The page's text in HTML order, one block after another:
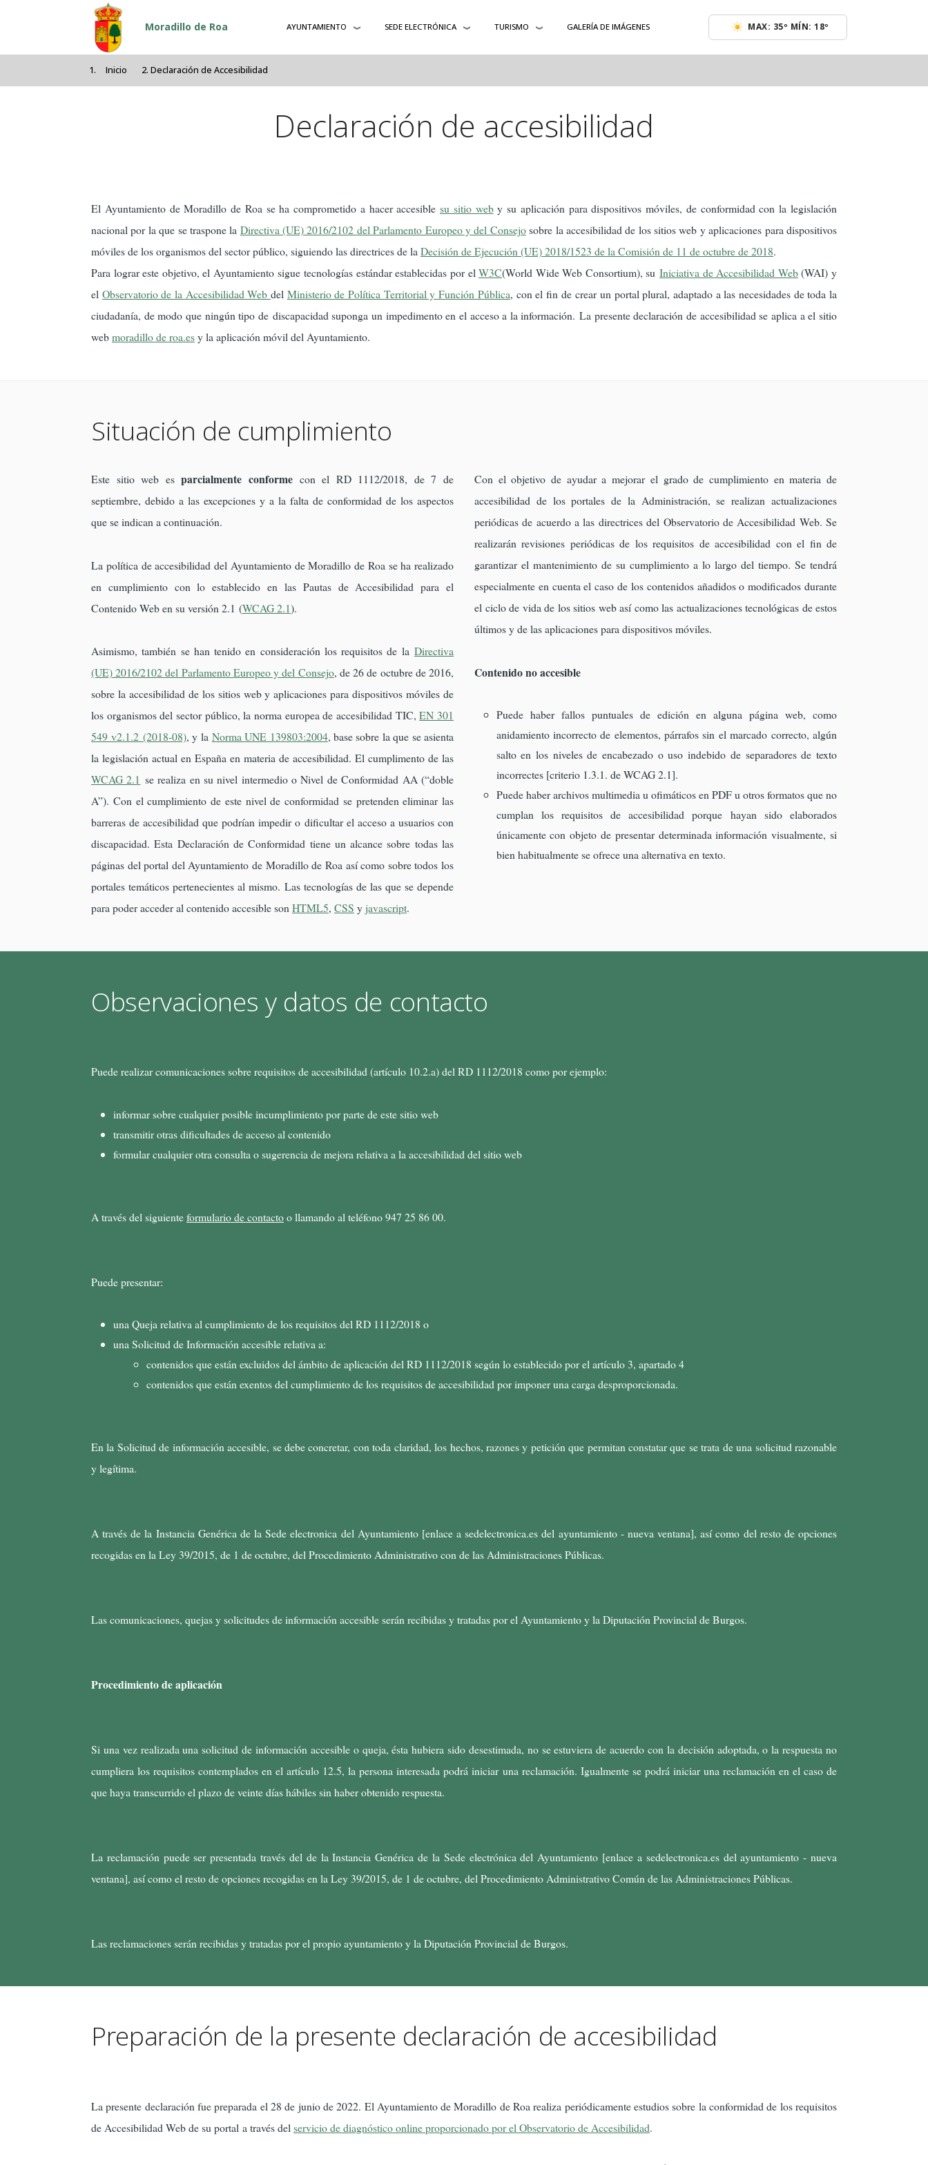
Pasar al contenido principal
Moradillo de Roa AYUNTAMIENTO SEDE ELECTRÓNICA TURISMO GALERÍA DE IMÁGENES MAX: 35º MÍN: 18º
Inicio Declaración de Accesibilidad
Declaración de accesibilidad
El Ayuntamiento de Moradillo de Roa se ha comprometido a hacer accesiblesu sitio weby su aplicación para dispositivos móviles, de conformidad con la legislación
nacional por la que se traspone la Directiva (UE) 2016/2102 del Parlamento Europeo y del Consejosobre la accesibilidad de los sitios web y aplicaciones para dispositivos
móviles de los organismos del sector público, siguiendo las directrices de laDecisión de Ejecución (UE) 2018/1523 de la Comisión de 11 de octubre de 2018.
Para lograr este objetivo, el Ayuntamiento sigue tecnologías estándar establecidas por elW3C(World Wide Web Consortium), suIniciativa de Accesibilidad Web(WAI) y
el Observatorio de la Accesibilidad Webdel Ministerio de Política Territorial y Función Pública, con el fin de crear un portal plural, adaptado a las necesidades de toda la
ciudadanía, de modo que ningún tipo de discapacidad suponga un impedimento en el acceso a la información. La presente declaración de accesibilidad se aplica a el sitio
webmoradillo de roa.esy la aplicación móvil del Ayuntamiento.
Situación de cumplimiento
Este sitio web esparcialmente conformecon el RD 1112/2018, de 7 de
septiembre, debido a las excepciones y a la falta de conformidad de los aspectos
que se indican a continuación.
La política de accesibilidad del Ayuntamiento de Moradillo de Roa se ha realizado
en cumplimiento con lo establecido en las Pautas de Accesibilidad para el
Contenido Web en su versión 2.1 (WCAG 2.1).
Asimismo, también se han tenido en consideración los requisitos de la Directiva
(UE) 2016/2102 del Parlamento Europeo y del Consejo, de 26 de octubre de 2016,
sobre la accesibilidad de los sitios web y aplicaciones para dispositivos móviles de
los organismos del sector público, la norma europea de accesibilidad TIC,EN 301
549 v2.1.2 (2018-08), y la Norma UNE 139803:2004, base sobre la que se asienta
la legislación actual en España en materia de accesibilidad. El cumplimento de las
WCAG 2.1 se realiza en su nivel intermedio o Nivel de Conformidad AA (“doble
A”). Con el cumplimiento de este nivel de conformidad se pretenden eliminar las
barreras de accesibilidad que podrían impedir o dificultar el acceso a usuarios con
discapacidad. Esta Declaración de Conformidad tiene un alcance sobre todas las
páginas del portal del Ayuntamiento de Moradillo de Roa así como sobre todos los
portales temáticos pertenecientes al mismo. Las tecnologías de las que se depende
para poder acceder al contenido accesible sonHTML5, CSS yjavascript.
Con el objetivo de ayudar a mejorar el grado de cumplimiento en materia de
accesibilidad de los portales de la Administración, se realizan actualizaciones
periódicas de acuerdo a las directrices del Observatorio de Accesibilidad Web. Se
realizarán revisiones periódicas de los requisitos de accesibilidad con el fin de
garantizar el mantenimiento de su cumplimiento a lo largo del tiempo. Se tendrá
especialmente en cuenta el caso de los contenidos añadidos o modificados durante
el ciclo de vida de los sitios web así como las actualizaciones tecnológicas de estos
últimos y de las aplicaciones para dispositivos móviles.
Contenido no accesible
Puede haber fallos puntuales de edición en alguna página web, como
anidamiento incorrecto de elementos, párrafos sin el marcado correcto, algún
salto en los niveles de encabezado o uso indebido de separadores de texto
incorrectes [criterio 1.3.1. de WCAG 2.1].
Puede haber archivos multimedia u ofimáticos en PDF u otros formatos que no
cumplan los requisitos de accesibilidad porque hayan sido elaborados
únicamente con objeto de presentar determinada información visualmente, si
bien habitualmente se ofrece una alternativa en texto.
Observaciones y datos de contacto
Puede realizar comunicaciones sobre requisitos de accesibilidad (artículo 10.2.a) del RD 1112/2018 como por ejemplo:
informar sobre cualquier posible incumplimiento por parte de este sitio web
transmitir otras dificultades de acceso al contenido
formular cualquier otra consulta o sugerencia de mejora relativa a la accesibilidad del sitio web
A través del siguienteformulario de contactoo llamando al teléfono 947 25 86 00.
Puede presentar:
una Queja relativa al cumplimiento de los requisitos del RD 1112/2018 o
una Solicitud de Información accesible relativa a:
contenidos que están excluidos del ámbito de aplicación del RD 1112/2018 según lo establecido por el artículo 3, apartado 4
contenidos que están exentos del cumplimiento de los requisitos de accesibilidad por imponer una carga desproporcionada.
En la Solicitud de información accesible, se debe concretar, con toda claridad, los hechos, razones y petición que permitan constatar que se trata de una solicitud razonable
y legítima.
A través de la Instancia Genérica de la Sede electronica del Ayuntamiento [enlace a sedelectronica.es del ayuntamiento - nueva ventana], así como del resto de opciones
recogidas en la Ley 39/2015, de 1 de octubre, del Procedimiento Administrativo con de las Administraciones Públicas.
Las comunicaciones, quejas y solicitudes de información accesible serán recibidas y tratadas por el Ayuntamiento y la Diputación Provincial de Burgos.
Procedimiento de aplicación
Si una vez realizada una solicitud de información accesible o queja, ésta hubiera sido desestimada, no se estuviera de acuerdo con la decisión adoptada, o la respuesta no
cumpliera los requisitos contemplados en el artículo 12.5, la persona interesada podrá iniciar una reclamación. Igualmente se podrá iniciar una reclamación en el caso de
que haya transcurrido el plazo de veinte días hábiles sin haber obtenido respuesta.
La reclamación puede ser presentada través del de la Instancia Genérica de la Sede electrónica del Ayuntamiento [enlace a sedelectronica.es del ayuntamiento - nueva
ventana], así como el resto de opciones recogidas en la Ley 39/2015, de 1 de octubre, del Procedimiento Administrativo Común de las Administraciones Públicas.
Las reclamaciones serán recibidas y tratadas por el propio ayuntamiento y la Diputación Provincial de Burgos.
Preparación de la presente declaración de accesibilidad
La presente declaración fue preparada el 28 de junio de 2022. El Ayuntamiento de Moradillo de Roa realiza periódicamente estudios sobre la conformidad de los requisitos
de Accesibilidad Web de su portal a través delservicio de diagnóstico online proporcionado por el Observatorio de Accesibilidad.